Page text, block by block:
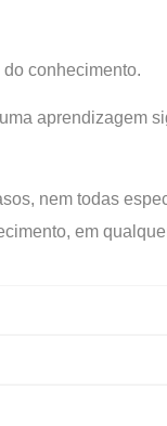
conhecimento.
aprendizagem
nem todas
em